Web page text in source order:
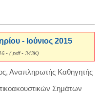
- Ιούνιος 2015
- (.pdf - 343K)
Αναπληρωτής Καθηγητής
Σημάτων